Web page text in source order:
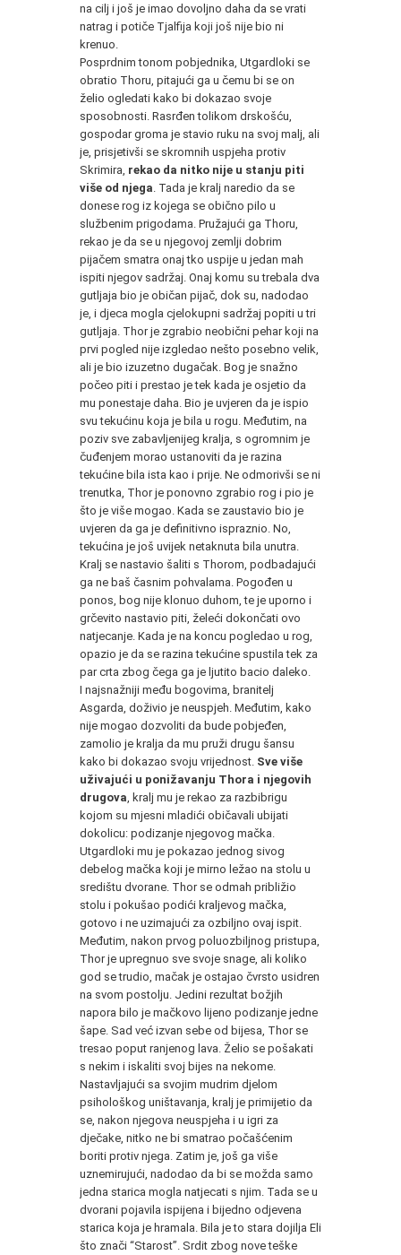
na cilj i još je imao dovoljno daha da se vrati
natrag i potiče Tjalfija koji još nije bio ni
krenuo.
Posprdnim tonom pobjednika, Utgardloki se
obratio Thoru, pitajući ga u čemu bi se on
želio ogledati kako bi dokazao svoje
sposobnosti. Rasrđen tolikom drskošću,
gospodar groma je stavio ruku na svoj malj, ali
je, prisjetivši se skromnih uspjeha protiv
Skrimira, rekao da nitko nije u stanju piti
više od njega . Tada je kralj naredio da se
donese rog iz kojega se obično pilo u
službenim prigodama. Pružajući ga Thoru,
rekao je da se u njegovoj zemlji dobrim
pijačem smatra onaj tko uspije u jedan mah
ispiti njegov sadržaj. Onaj komu su trebala dva
gutljaja bio je običan pijač, dok su, nadodao
je, i djeca mogla cjelokupni sadržaj popiti u tri
gutljaja. Thor je zgrabio neobični pehar koji na
prvi pogled nije izgledao nešto posebno velik,
ali je bio izuzetno dugačak. Bog je snažno
počeo piti i prestao je tek kada je osjetio da
mu ponestaje daha. Bio je uvjeren da je ispio
svu tekućinu koja je bila u rogu. Međutim, na
poziv sve zabavljenijeg kralja, s ogromnim je
čuđenjem morao ustanoviti da je razina
tekućine bila ista kao i prije. Ne odmorivši se ni
trenutka, Thor je ponovno zgrabio rog i pio je
što je više mogao. Kada se zaustavio bio je
uvjeren da ga je definitivno ispraznio. No,
tekućina je još uvijek netaknuta bila unutra.
Kralj se nastavio šaliti s Thorom, podbadajući
ga ne baš časnim pohvalama. Pogođen u
ponos, bog nije klonuo duhom, te je uporno i
grčevito nastavio piti, želeći dokončati ovo
natjecanje. Kada je na koncu pogledao u rog,
opazio je da se razina tekućine spustila tek za
par crta zbog čega ga je ljutito bacio daleko.
I najsnažniji među bogovima, branitelj
Asgarda, doživio je neuspjeh. Međutim, kako
nije mogao dozvoliti da bude pobjeđen,
zamolio je kralja da mu pruži drugu šansu
kako bi dokazao svoju vrijednost. Sve više
uživajući u ponižavanju Thora i njegovih
drugova , kralj mu je rekao za razbibrigu
kojom su mjesni mladići običavali ubijati
dokolicu: podizanje njegovog mačka.
Utgardloki mu je pokazao jednog sivog
debelog mačka koji je mirno ležao na stolu u
središtu dvorane. Thor se odmah približio
stolu i pokušao podići kraljevog mačka,
gotovo i ne uzimajući za ozbiljno ovaj ispit.
Međutim, nakon prvog poluozbiljnog pristupa,
Thor je upregnuo sve svoje snage, ali koliko
god se trudio, mačak je ostajao čvrsto usidren
na svom postolju. Jedini rezultat božjih
napora bilo je mačkovo lijeno podizanje jedne
šape. Sad već izvan sebe od bijesa, Thor se
tresao poput ranjenog lava. Želio se pošakati
s nekim i iskaliti svoj bijes na nekome.
Nastavljajući sa svojim mudrim djelom
psihološkog uništavanja, kralj je primijetio da
se, nakon njegova neuspjeha i u igri za
dječake, nitko ne bi smatrao počašćenim
boriti protiv njega. Zatim je, još ga više
uznemirujući, nadodao da bi se možda samo
jedna starica mogla natjecati s njim. Tada se u
dvorani pojavila ispijena i bijedno odjevena
starica koja je hramala. Bila je to stara dojilja Eli
što znači “Starost”. Srdit zbog nove teške